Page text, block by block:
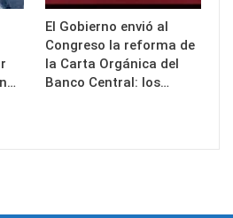
El Gobierno envió al
Congreso la reforma de
la Carta Orgánica del
Banco Central: los…